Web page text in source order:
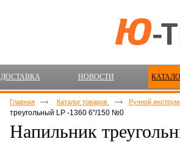
ДОСТАВКА НОВОСТИ
Главная Каталог товаров Ручной
треугольный LP -1360 6"/150 №0
Напильник